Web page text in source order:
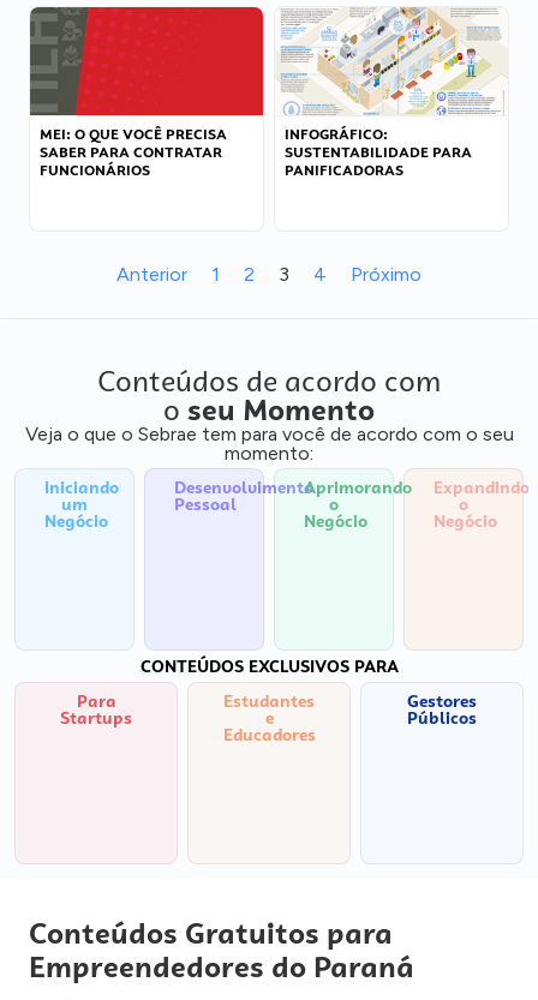
MEI: O QUE VOCÊ PRECISA
SABER PARA CONTRATAR
FUNCIONÁRIOS
INFOGRÁFICO:
SUSTENTABILIDADE PARA
PANIFICADORAS
Anterior 1 2 3 4 Próximo
Conteúdos de acordo com
o seu Momento
Veja o que o Sebrae tem para você de acordo com o seu
momento:
Iniciando
um
Negócio
Desenvolvimento
Pessoal
Aprimorando
o
Negócio
Expandindo
o
Negócio
CONTEÚDOS EXCLUSIVOS PARA
Para
Startups
Estudantes
e
Educadores
Gestores
Públicos
Conteúdos Gratuitos para
Empreendedores do Paraná